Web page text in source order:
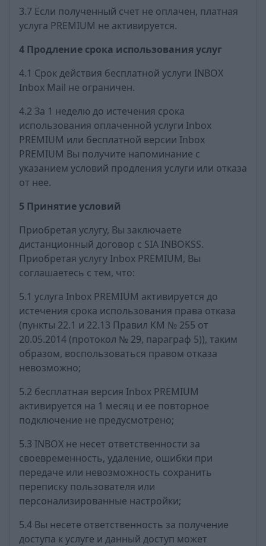
3.7 Если полученный счет не оплачен, платная
услуга PREMIUM не активируется.
4 Продление срока использования услуг
4.1 Срок действия бесплатной услуги INBOX
Inbox Mail не ограничен.
4.2 За 1 неделю до истечения срока
использования оплаченной услуги Inbox
PREMIUM или бесплатной версии Inbox
PREMIUM Вы получите напоминание с
указанием условий продления услуги или отказа
от нее.
5 Принятие условий
Приобретая услугу, Вы заключаете
дистанционный договор с SIA INBOKSS.
Приобретая услугу Inbox PREMIUM, Вы
соглашаетесь с тем, что:
5.1 услуга Inbox PREMIUM активируется до
истечения срока использования права отказа
(пункты 22.1 и 22.13 Правил КМ № 255 от
20.05.2014 (протокол № 29, параграф 5)), таким
образом, воспользоваться правом отказа
невозможно;
5.2 бесплатная версия Inbox PREMIUM
активируется на 1 месяц и ее повторное
подключение не предусмотрено;
5.3 INBOX не несет ответственности за
своевременность, удаление, ошибки при
передаче или невозможность сохранить
переписку пользователя или
персонализированные настройки;
5.4 Вы несете ответственность за получение
доступа к услуге и данный доступ может